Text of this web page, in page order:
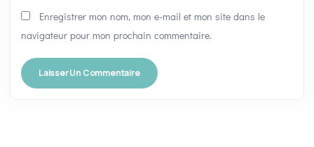
Enregistrer mon nom, mon e-mail et mon site dans le
navigateur pour mon prochain commentaire.